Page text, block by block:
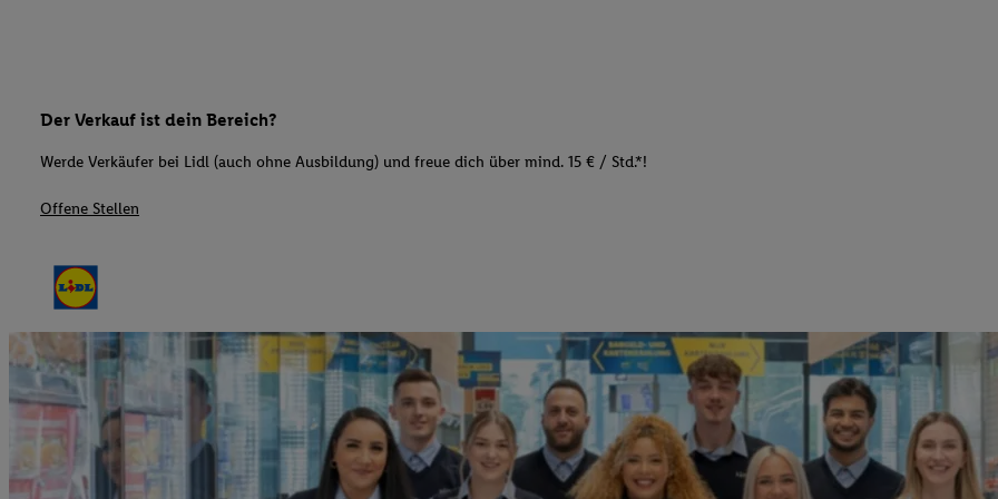
Der Verkauf ist dein Bereich?
Werde Verkäufer bei Lidl (auch ohne Ausbildung) und freue dich über mind. 15 € / Std.*!
Offene Stellen